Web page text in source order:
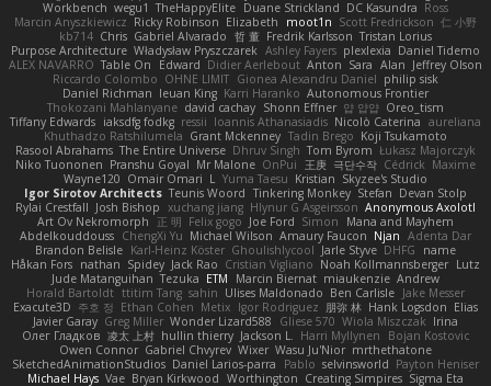
Workbench wegu1 TheHappyElite Duane Strickland DC Kasundra Ross
Marcin Anyszkiewicz Ricky Robinson Elizabeth moot1n Scott Fredrickson 仁 小野
kb714 Chris Gabriel Alvarado 哲 董 Fredrik Karlsson Tristan Lorius
Purpose Architecture Władysław Pryszczarek Ashley Fayers plexlexia Daniel Tidemo
ALEX NAVARRO Table On Edward Didier Aerlebout Anton Sara Alan Jeffrey Olson
Riccardo Colombo OHNE LIMIT Gionea Alexandru Daniel philip sisk
Daniel Richman Ieuan King Karri Haranko Autonomous Frontier
Thokozani Mahlanyane david cachay Shonn Effner 얍 얍얍 Oreo_tism
Tiffany Edwards iaksdfg fodkg ressii Ioannis Athanasiadis Nicolò Caterina aureliana
Khuthadzo Ratshilumela Grant Mckenney Tadin Brego Koji Tsukamoto
Rasool Abrahams The Entire Universe Dhruv Singh Tom Byrom Łukasz Majorczyk
Niko Tuononen Pranshu Goyal Mr Malone OnPui 王庚 극단수작 Cédrick Maxime
Wayne120 Omair Omari L Yuma Taesu Kristian Skyzee's Studio
Igor Sirotov Architects Teunis Woord Tinkering Monkey Stefan Devan Stolp
Rylai Crestfall Josh Bishop xuchang jiang Hlynur G Asgeirsson Anonymous Axolotl
Art Ov Nekromorph
正 明 Felix gogo Joe Ford Simon
Mana and Mayhem
Abdelkouddouss ChengXi Yu Michael Wilson Amaury Faucon Njan Adenta Dar
Brandon Belisle Karl-Heinz Köster Ghoulishlycool Jarle Styve DHFG
name
Håkan Fors nathan Spidey Jack Rao Cristian Vigliano Noah Kollmannsberger Lutz
Jude Matanguihan Tezuka ETM Marcin Biernat miaukenzie Andrew
Horald Bartoldt ttitim Tang sahin Ulises Maldonado Ben Carlisle Jake Messer
Exacute3D 주호 정 Ethan Cohen Metix Igor Rodriguez 朋弥 林 Hank Logsdon Elias
Javier Garay Greg Miller Wonder Lizard588 Gliese 570 Wiola Miszczak Irina
Олег Гладков 凌太 上村 hullin thierry Jackson L. Harri Myllynen
Bojan Kostovic
Owen Connor Gabriel Chvyrev Wixer Wasu Ju'Nior mrthethatone
SketchedAnimationStudios Daniel Larios-parra Pablo selvinsworld Payton Heniser
Michael Hays Vae Bryan Kirkwood Worthington Creating Simpires Sigma Eta